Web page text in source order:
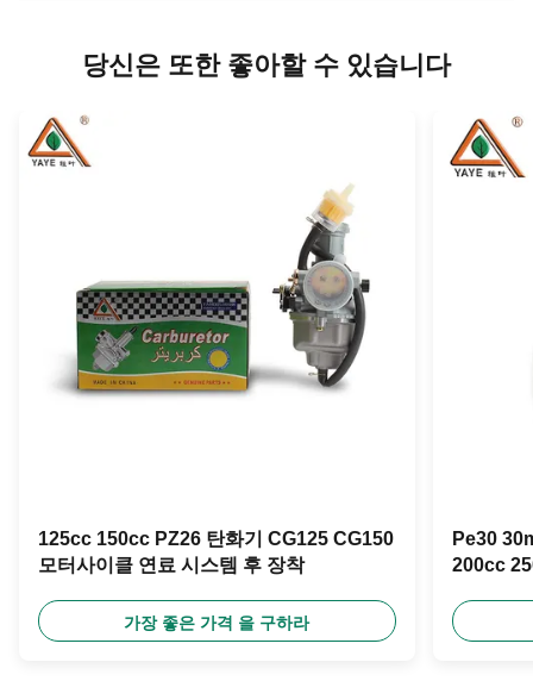
당신은 또한 좋아할 수 있습니다
125cc 150cc PZ26 탄화기 CG125 CG150
모터사이클 연료 시스템 후 장착
가장 좋은 가격 을 구하라
Pe30
200cc